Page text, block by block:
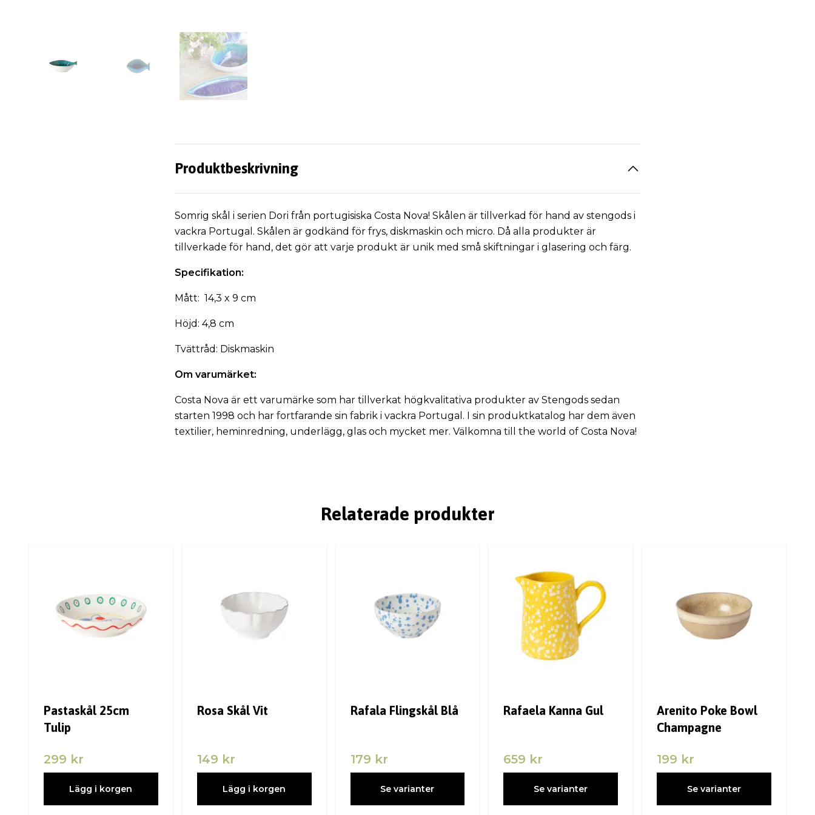
Produktbeskrivning
Somrig skål i serien Dori från portugisiska Costa Nova! Skålen är tillverkad för hand av stengods i
vackra Portugal. Skålen är godkänd för frys, diskmaskin och micro. Då alla produkter är
tillverkade för hand, det gör att varje produkt är unik med små skiftningar i glasering och färg.
Specifikation:
Mått: 14,3 x 9 cm
Höjd: 4,8 cm
Tvättråd: Diskmaskin
Om varumärket:
Costa Nova är ett varumärke som har tillverkat högkvalitativa produkter av Stengods sedan
starten 1998 och har fortfarande sin fabrik i vackra Portugal. I sin produktkatalog har dem även
textilier, heminredning, underlägg, glas och mycket mer. Välkomna till the world of Costa Nova!
Relaterade produkter
Pastaskål 25cm
Tulip
299 kr
Lägg i korgen
Rosa Skål Vit
149 kr
Lägg i korgen
Rafala Flingskål Blå
179 kr
Se varianter
Rafaela Kanna Gul
659 kr
Se varianter
Arenito Poke Bowl
Champagne
199 kr
Se varianter